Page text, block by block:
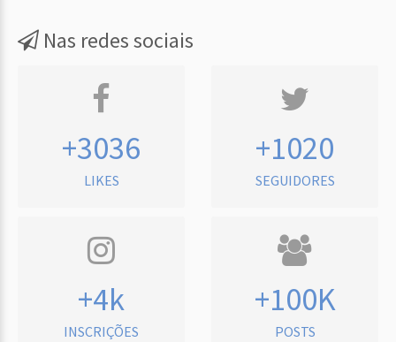
Nas redes sociais
+3036
LIKES
+1020
SEGUIDORES
+4k
INSCRIÇÕES
+100K
POSTS